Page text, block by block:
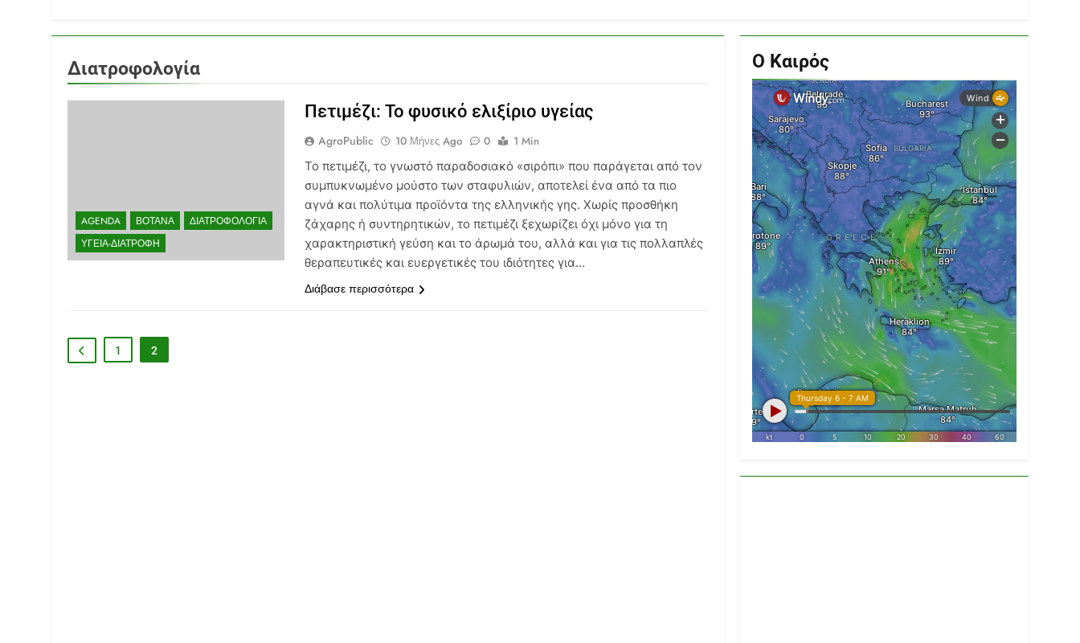
Διατροφολογία
AGENDA ΒΌΤΑΝΑ
ΔΙΑΤΡΟΦΟΛΟΓΊΑ
ΥΓΕΊΑ-ΔΙΑΤΡΟΦΉ
Πετιμέζι: Το φυσικό ελιξίριο υγείας
AgroPublic 10 Μήνες Ago 0
1 Min
Το πετιμέζι, το γνωστό παραδοσιακό «σιρόπι» που παράγεται από τον
συμπυκνωμένο μούστο των σταφυλιών, αποτελεί ένα από τα πιο
αγνά και πολύτιμα προϊόντα της ελληνικής γης. Χωρίς προσθήκη
ζάχαρης ή συντηρητικών, το πετιμέζι ξεχωρίζει όχι μόνο για τη
χαρακτηριστική γεύση και το άρωμά του, αλλά και για τις πολλαπλές
θεραπευτικές και ευεργετικές του ιδιότητες για…
Διάβασε περισσότερα
1 2
Ο Καιρός